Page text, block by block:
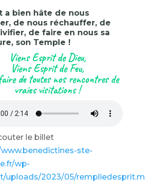
a bien hâte de nous
de nous réchauffer, de
de faire en nous sa
son Temple !
Viens Esprit de Dieu,
Viens Esprit de Feu,
de toutes nos rencontres de
vraies visitations !
le billet
ste-
wp-
uploads/2023/05/